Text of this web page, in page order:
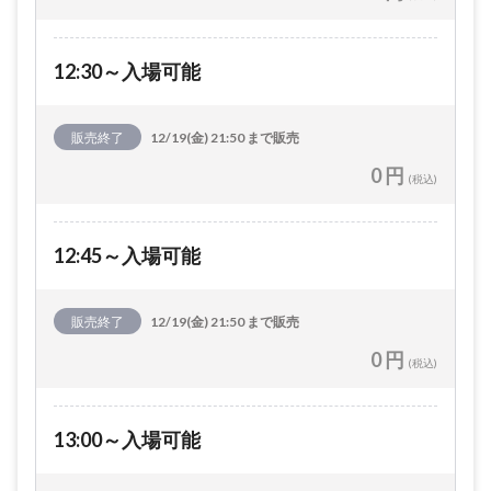
12:30～入場可能
販売終了 12/19(金) 21:50 まで販売
0 円 (税込)
12:45～入場可能
販売終了 12/19(金) 21:50 まで販売
0 円 (税込)
13:00～入場可能